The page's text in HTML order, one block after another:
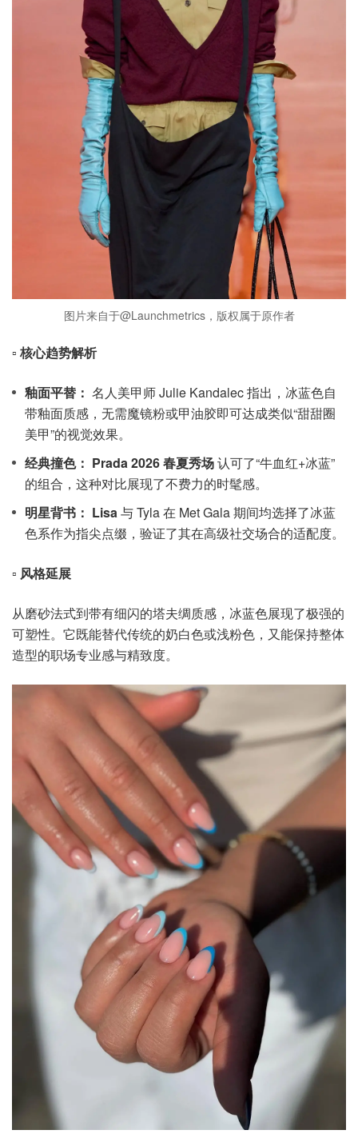
图片来自于@Launchmetrics，版权属于原作者
▫️ 核心趋势解析
釉面平替： 名人美甲师 Julie Kandalec 指出，冰蓝色自
带釉面质感，无需魔镜粉或甲油胶即可达成类似“甜甜圈
美甲”的视觉效果。
经典撞色： Prada 2026 春夏秀场认可了“牛血红+冰蓝”
的组合，这种对比展现了不费力的时髦感。
明星背书： Lisa与 Tyla 在 Met Gala 期间均选择了冰蓝
色系作为指尖点缀，验证了其在高级社交场合的适配度。
▫️ 风格延展
从磨砂法式到带有细闪的塔夫绸质感，冰蓝色展现了极强的
可塑性。它既能替代传统的奶白色或浅粉色，又能保持整体
造型的职场专业感与精致度。